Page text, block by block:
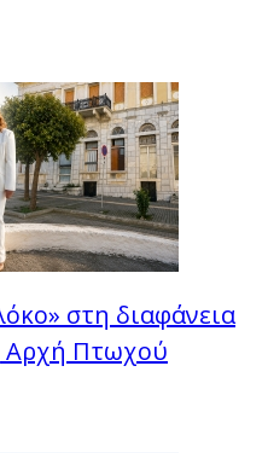
στη διαφάνεια
Αρχή Πτωχού